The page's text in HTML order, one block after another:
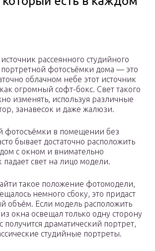
рассеянного студийного
фотосъёмки дома — это
облачном небе этот истoчник
огромный софт-бокс. Свет такого
изменять, используя различные
занавесок и даже жалюзи.
фотосъёмки в помещении без
бывает достаточно расположить
с окном и внимательно
падает свет на лицо модели.
такое положение фотомодели,
немного сбоку, это придаст
объём. Если модель расположить
окна освещал только одну сторону
получится драматический портрет,
студийные портреты.